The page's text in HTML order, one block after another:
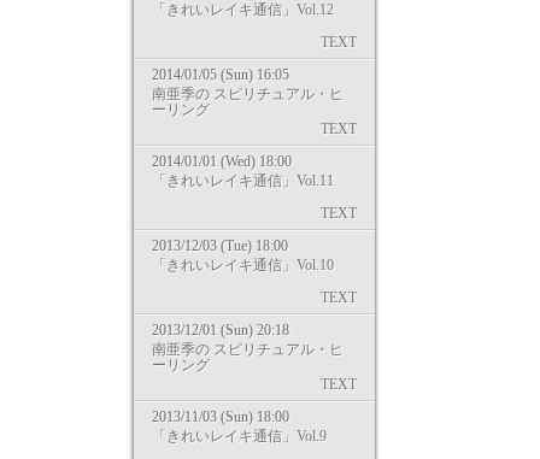
「きれいレイキ通信」Vol.12
TEXT
2014/01/05 (Sun) 16:05
南亜季の スピリチュアル・ヒ
ーリング
TEXT
2014/01/01 (Wed) 18:00
「きれいレイキ通信」Vol.11
TEXT
2013/12/03 (Tue) 18:00
「きれいレイキ通信」Vol.10
TEXT
2013/12/01 (Sun) 20:18
南亜季の スピリチュアル・ヒ
ーリング
TEXT
2013/11/03 (Sun) 18:00
「きれいレイキ通信」Vol.9